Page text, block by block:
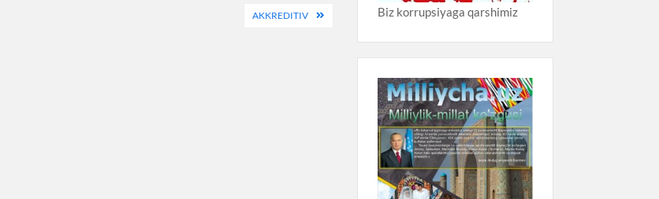
AKKREDITIV Biz korrupsiyaga qarshimiz